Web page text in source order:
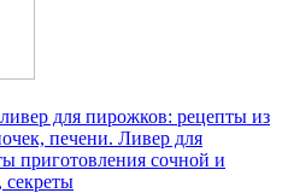
для пирожков: рецепты из
печени. Ливер для
приготовления сочной и
секреты